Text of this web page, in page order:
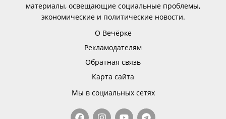
материалы, освещающие социальные проблемы,
экономические и политические новости.
О Вечёрке
Рекламодателям
Обратная связь
Карта сайта
Мы в социальных сетях